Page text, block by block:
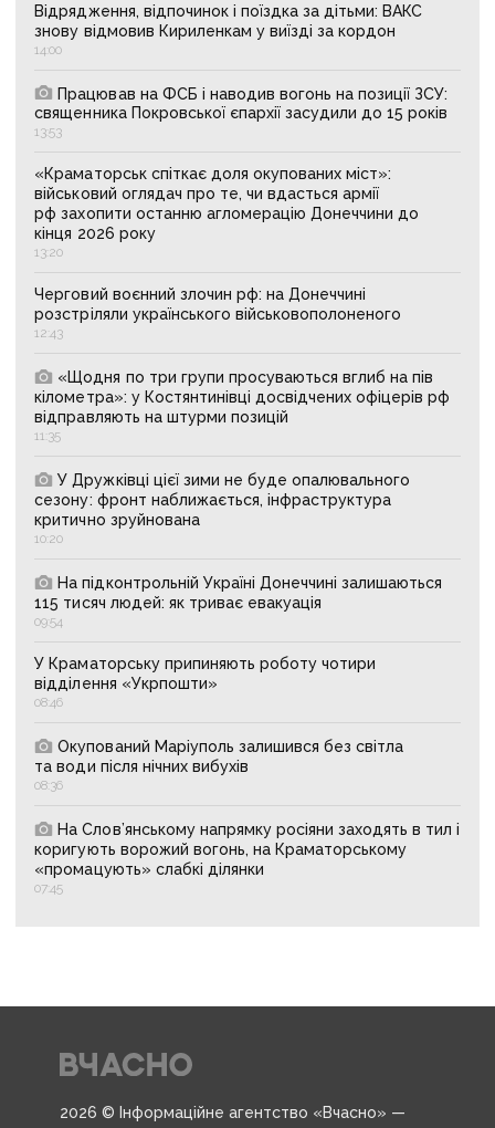
Відрядження, відпочинок і поїздка за дітьми: ВАКС
знову відмовив Кириленкам у виїзді за кордон
14:00
Працював на ФСБ і наводив вогонь на позиції ЗСУ:
священника Покровської єпархії засудили до 15 років
13:53
«Краматорськ спіткає доля окупованих міст»:
військовий оглядач про те, чи вдасться армії
рф захопити останню агломерацію Донеччини до
кінця 2026 року
13:20
Черговий воєнний злочин рф: на Донеччині
розстріляли українського військовополоненого
12:43
«Щодня по три групи просуваються вглиб на пів
кілометра»: у Костянтинівці досвідчених офіцерів рф
відправляють на штурми позицій
11:35
У Дружківці цієї зими не буде опалювального
сезону: фронт наближається, інфраструктура
критично зруйнована
10:20
На підконтрольній Україні Донеччині залишаються
115 тисяч людей: як триває евакуація
09:54
У Краматорську припиняють роботу чотири
відділення «Укрпошти»
08:46
Окупований Маріуполь залишився без світла
та води після нічних вибухів
08:36
На Слов’янському напрямку росіяни заходять в тил і
коригують ворожий вогонь, на Краматорському
«промацують» слабкі ділянки
07:45
2026 © Інформаційне агентство «Вчасно» —